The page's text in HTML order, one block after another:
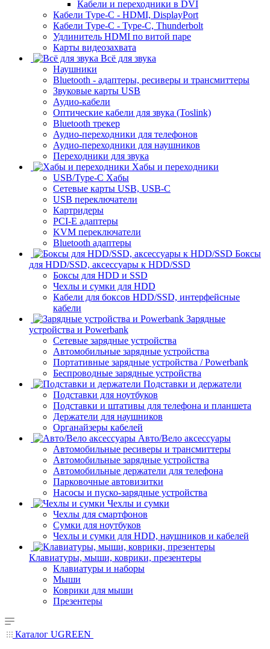
Кабели и переходники в DVI
Кабели Type-C - HDMI, DisplayPort
Кабели Type-C - Type-C, Thunderbolt
Удлинитель HDMI по витой паре
Карты видеозахвата
Всё для звука
Наушники
Bluetooth - адаптеры, ресиверы и трансмиттеры
Звуковые карты USB
Аудио-кабели
Оптические кабели для звука (Toslink)
Bluetooth трекер
Аудио-переходники для телефонов
Аудио-переходники для наушников
Переходники для звука
Хабы и переходники
USB/Type-C Хабы
Сетевые карты USB, USB-C
USB переключатели
Картридеры
PCI-E адаптеры
KVM переключатели
Bluetooth адаптеры
Боксы
для HDD/SSD, аксессуары к HDD/SSD
Боксы для HDD и SSD
Чехлы и сумки для HDD
Кабели для боксов HDD/SSD, интерфейсные
кабели
Зарядные
устройства и Powerbank
Сетевые зарядные устройства
Автомобильные зарядные устройства
Портативные зарядные устройства / Powerbank
Беспроводные зарядные устройства
Подставки и держатели
Подставки для ноутбуков
Подставки и штативы для телефона и планшета
Держатели для наушников
Органайзеры кабелей
Авто/Вело аксессуары
Автомобильные ресиверы и трансмиттеры
Автомобильные зарядные устройства
Автомобильные держатели для телефона
Парковочные автовизитки
Насосы и пуско-зарядные устройства
Чехлы и сумки
Чехлы для смартфонов
Сумки для ноутбуков
Чехлы и сумки для HDD, наушников и кабелей
Клавиатуры, мыши, коврики, презентеры
Клавиатуры и наборы
Мыши
Коврики для мыши
Презентеры
Каталог UGREEN